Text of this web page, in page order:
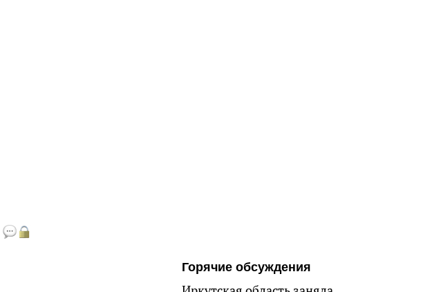
Горячие обсуждения